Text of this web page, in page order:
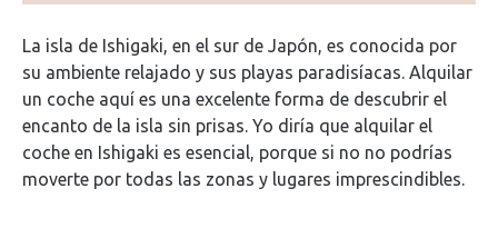
La isla de Ishigaki, en el sur de Japón, es conocida por
su ambiente relajado y sus playas paradisíacas. Alquilar
un coche aquí es una excelente forma de descubrir el
encanto de la isla sin prisas. Yo diría que alquilar el
coche en Ishigaki es esencial, porque si no no podrías
moverte por todas las zonas y lugares imprescindibles.